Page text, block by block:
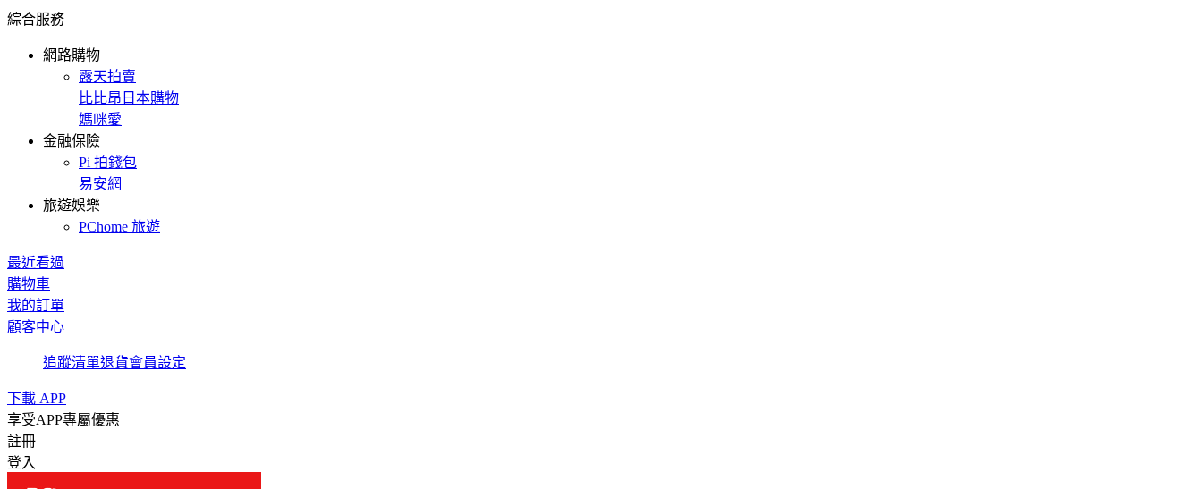
綜合服務
網路購物
露天拍賣
比比昂日本購物
媽咪愛
金融保險
Pi 拍錢包
易安網
旅遊娛樂
PChome 旅遊
最近看過
購物車
我的訂單
顧客中心
追蹤清單退貨會員設定
下載 APP
享受APP專屬優惠
註冊
登入